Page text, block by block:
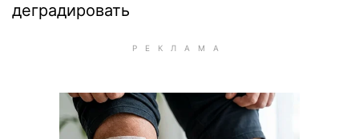
деградировать